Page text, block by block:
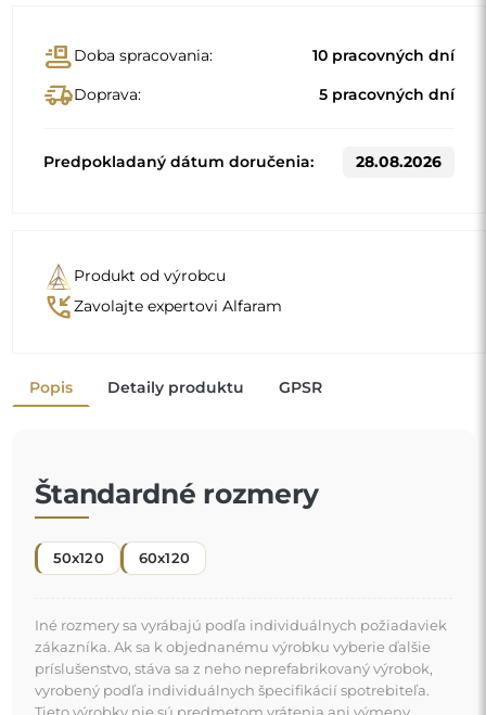
conveyor_beltDoba spracovania: 10 pracovných dní
delivery_truck_speedDoprava: 5 pracovných dní
Predpokladaný dátum doručenia: 28.08.2026
Produkt od výrobcu
phone_callbackZavolajte expertovi Alfaram
Popis Detaily produktu GPSR
Štandardné rozmery
50x120 60x120
Iné rozmery sa vyrábajú podľa individuálnych požiadaviek
zákazníka. Ak sa k objednanému výrobku vyberie ďalšie
príslušenstvo, stáva sa z neho neprefabrikovaný výrobok,
vyrobený podľa individuálnych špecifikácií spotrebiteľa.